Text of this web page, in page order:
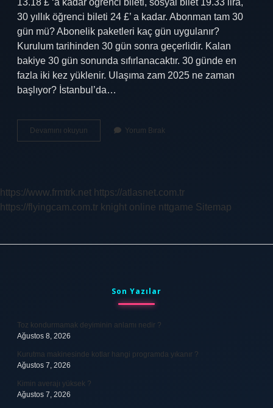
13.18 £ ‘a kadar öğrenci bileti, sosyal bilet 19.33 lira,
30 yıllık öğrenci bileti 24 £’ a kadar. Abonman tam 30
gün mü? Abonelik paketleri kaç gün uygulanır?
Kurulum tarihinden 30 gün sonra geçerlidir. Kalan
bakiye 30 gün sonunda sıfırlanacaktır. 30 günde en
fazla iki kez yüklenir. Ulaşıma zam 2025 ne zaman
başlıyor? İstanbul’da…
Devamını okuyun İStanbulkart
Aylık
Yorum Bırak
https://www.frmtrk.net https://atlasnet.com.tr
https://flyingcam.com.tr knight online nttgame Sitemap
Son Yazılar
Toz kondurmamak deyiminin anlamı nedir ?
Ağustos 8, 2026
Kurutma makinesinde kotlar hangi programda yıkanır ?
Ağustos 7, 2026
Kimin averajı yüksek ?
Ağustos 7, 2026